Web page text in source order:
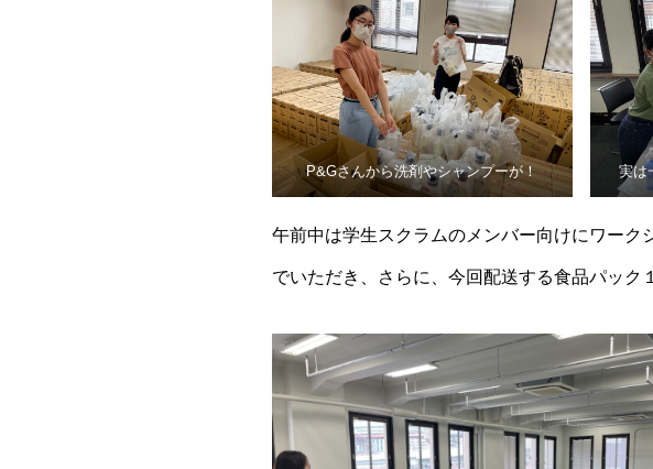
P&Gさんから洗剤やシャンプーが！ 実は
午前中は学生スクラムのメンバー向けにワー
でいただき、さらに、今回配送する食品パック